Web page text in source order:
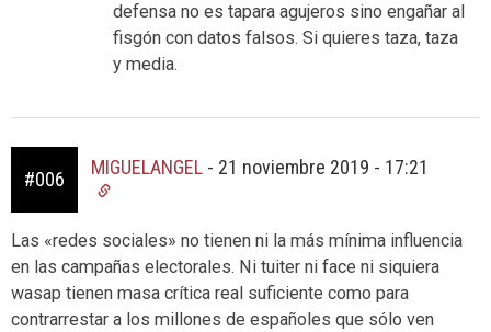
defensa no es tapara agujeros sino engañar al
fisgón con datos falsos. Si quieres taza, taza
y media.
#006
MIGUELANGEL - 21 noviembre 2019 - 17:21
Las «redes sociales» no tienen ni la más mínima influencia
en las campañas electorales. Ni tuiter ni face ni siquiera
wasap tienen masa crítica real suficiente como para
contrarrestar a los millones de españoles que sólo ven